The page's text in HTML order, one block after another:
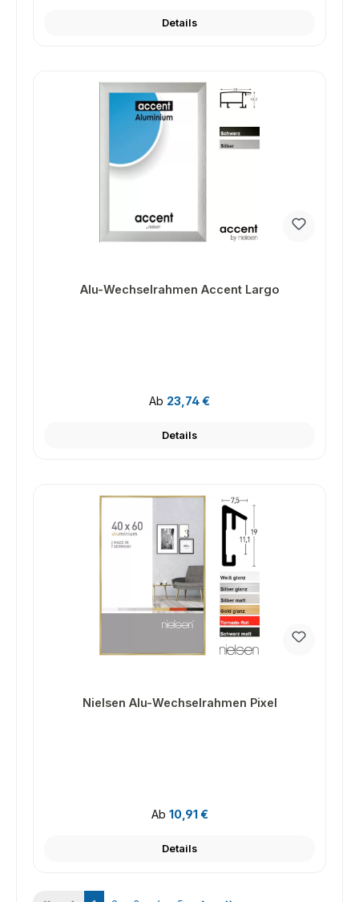
Details
Alu-Wechselrahmen Accent Largo
Regulärer Preis:
Ab 23,74 €
Details
Nielsen Alu-Wechselrahmen Pixel
Regulärer Preis:
Ab 10,91 €
Details